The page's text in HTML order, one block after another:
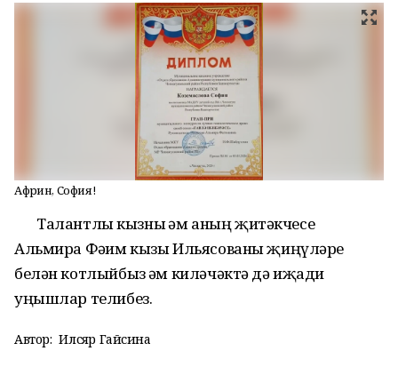
Афәрин, София!
Талантлы кызны һәм аның җитәкчесе
Альмира Фәһим кызы Ильясованы җиңүләре
белән котлыйбыз һәм киләчәктә дә иҗади
уңышлар телибез.
Автор: Илсөяр Гайсина